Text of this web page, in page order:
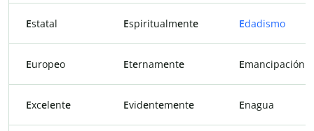
Estatal Espiritualmente Edadismo
Europeo Eternamente Emancipación
Excelente Evidentemente Enagua